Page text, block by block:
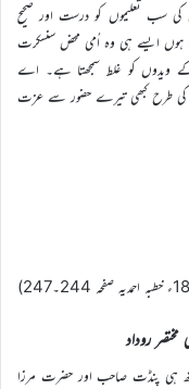
کی سب تعلیموں کو درست اور صحیح
ہوں ایسے ہی وہ اُمی محض سنسکرت
کے ویدوں کو غلط سمجھتا ہے۔ اے
کی طرح کبھی تیرے حضور سے عزت
روداد
ہی پنڈت صاحب اور حضرت مرزا